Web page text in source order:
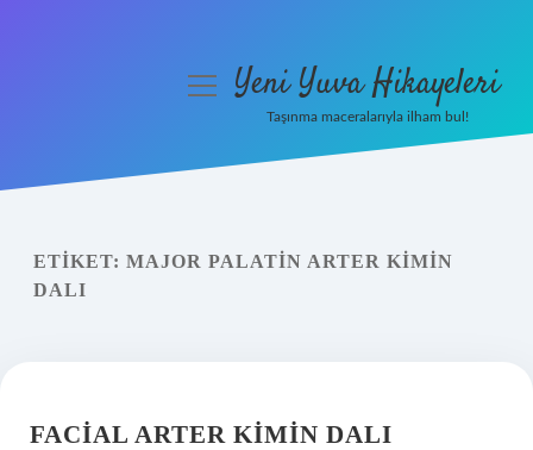
Yasal Uyarı
menüyüYeni Yuva Hikayeleri
Taşınma maceralarıyla ilham bul!
ETIKET: MAJOR PALATIN ARTER KIMIN
DALI
FACIAL ARTER KIMIN DALI